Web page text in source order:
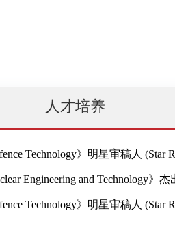
人才培养